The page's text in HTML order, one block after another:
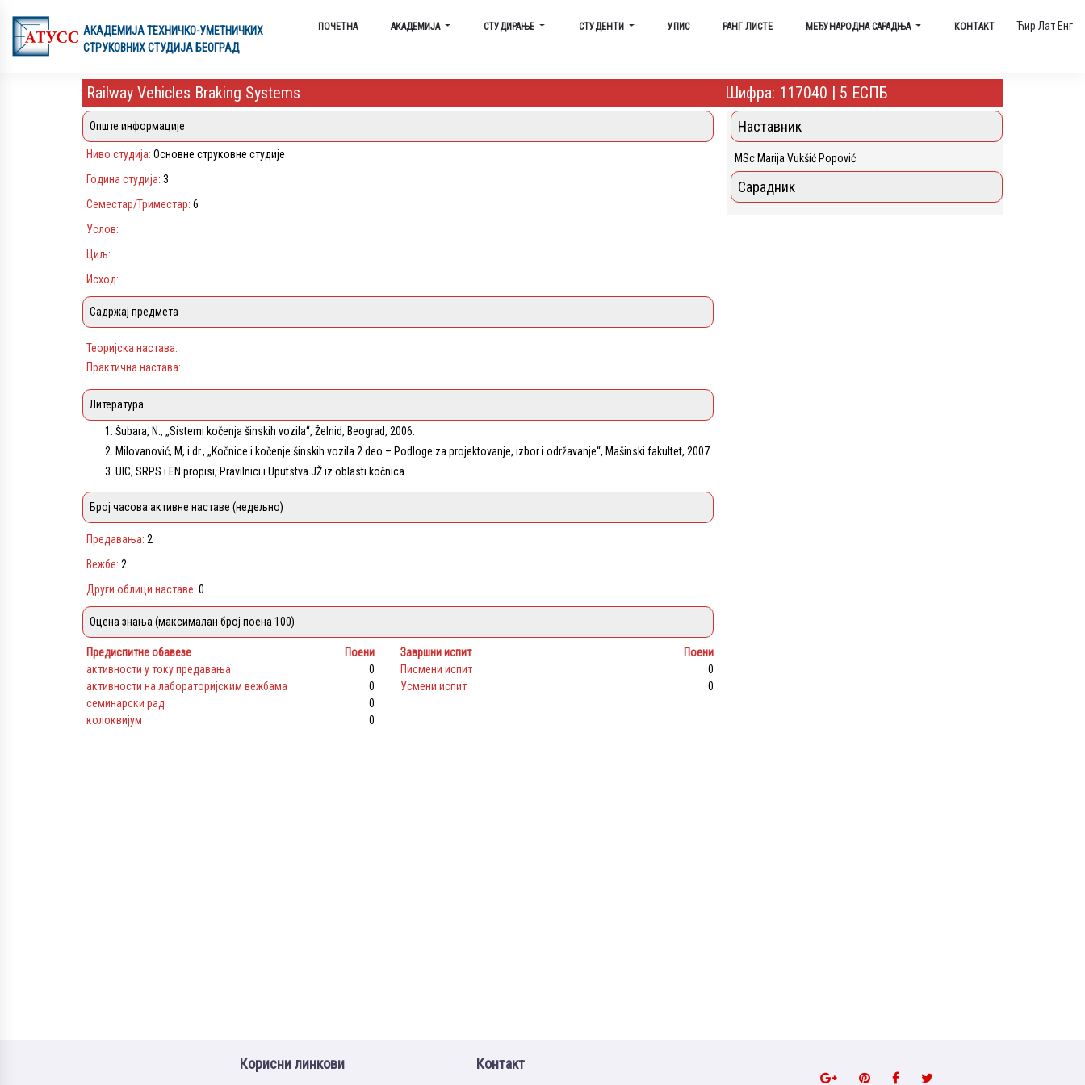
АКАДЕМИЈA ТЕХНИЧКО-УМЕТНИЧКИХ
СТРУКОВНИХ СТУДИЈА БЕОГРАД
ПОЧЕТНА АКАДЕМИЈА СТУДИРАЊЕ СТУДЕНТИ УПИС РАНГ ЛИСТЕ МЕЂУНАРОДНА САРАДЊА КОНТАКТ Ћир ЛатЕнг
Railway Vehicles Braking Systems Шифра: 117040 | 5 ЕСПБ
Опште информације
Ниво студија: Основне струковне студије
Година студија: 3
Семестар/Триместар: 6
Услов:
Циљ:
Исход:
Садржај предмета
Теоријска настава:
Практична настава:
Литература
Šubara, N., „Sistemi kočenja šinskih vozila“, Želnid, Beograd, 2006.
Milovanović, M, i dr., „Kočnice i kočenje šinskih vozila 2 deo – Podloge za projektovanje, izbor i održavanje“, Mašinski fakultet, 2007
UIC, SRPS i EN propisi, Pravilnici i Uputstva JŽ iz oblasti kočnica.
Број часова активне наставе (недељно)
Предавања: 2
Вежбе: 2
Други облици наставе: 0
Оцена знања (максималан број поена 100)
Предиспитне обавезе
Поени
активности у току предавања
0
активности на лабораторијским вежбама
0
семинарски рад
0
колоквијум
0
Завршни испит
Поени
Писмени испит
0
Усмени испит
0
Наставник
MSc Marija Vukšić Popović
Сарадник
Корисни линкови Контакт